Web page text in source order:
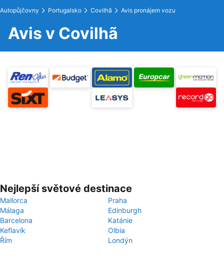
Autopůjčovny Portugalsko Covilhã Avis pronájem vozu
Avis v Covilhã
Nejlepší světové destinace
Mallorca
Praha
Málaga
Edinburgh
Barcelona
Katánie
Keflavík
Olbia
Řím
Londýn